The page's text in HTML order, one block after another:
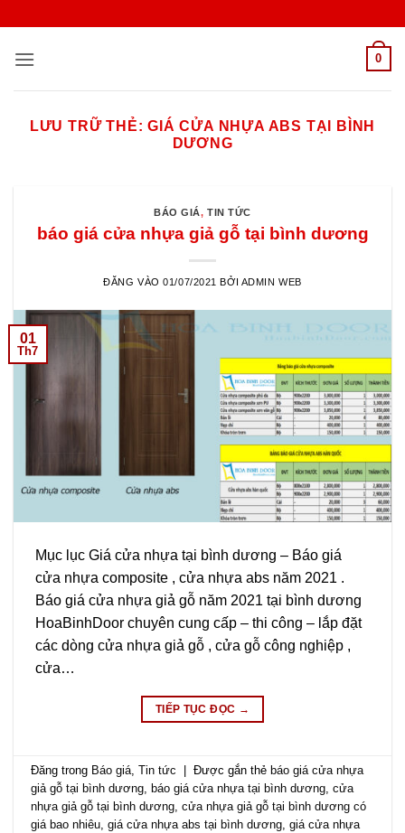
nội
0
LƯU TRỮ THẺ:GIÁ CỬA NHỰA ABS TẠI BÌNH
DƯƠNG
BÁO GIÁ,TIN TỨC
báo giá cửa nhựa giả gỗ tại bình dương
ĐĂNG VÀO01/07/2021 BỞI ADMIN WEB
01
Th7
Mục lục Giá cửa nhựa tại bình dương – Báo giá
cửa nhựa composite , cửa nhựa abs năm 2021 .
Báo giá cửa nhựa giả gỗ năm 2021 tại bình dương
HoaBinhDoor chuyên cung cấp – thi công – lắp đặt
các dòng cửa nhựa giả gỗ , cửa gỗ công nghiệp ,
cửa…
TIẾP TỤC ĐỌC →
Đăng trong Báo giá,Tin tức Được gắn thẻ báo giá cửa nhựa
giả gỗ tại bình dương, báo giá cửa nhựa tại bình dương,cửa
nhựa giả gỗ tại bình dương,cửa nhựa giả gỗ tại bình dương có
giá bao nhiêu,giá cửa nhựa abs tại bình dương,giá cửa nhựa